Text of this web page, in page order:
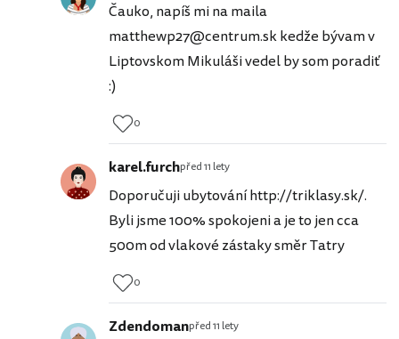
Čauko, napíš mi na maila
matthewp27@centrum.sk kedže bývam v
Liptovskom Mikuláši vedel by som poradiť
:)
0
karel.furchpřed 11 lety
Doporučuji ubytování http://triklasy.sk/.
Byli jsme 100% spokojeni a je to jen cca
500m od vlakové zástaky směr Tatry
0
Zdendomanpřed 11 lety